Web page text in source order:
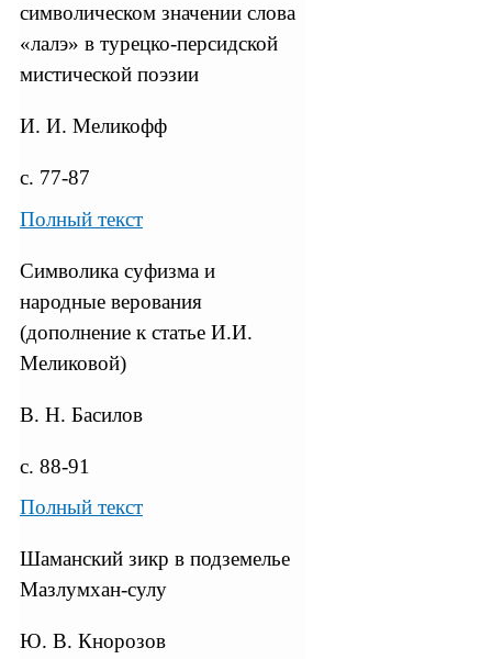
символическом значении слова
«лалэ» в турецко-персидской
мистической поэзии
И. И. Меликофф
с. 77-87
Полный текст
Символика суфизма и
народные верования
(дополнение к статье И.И.
Меликовой)
В. Н. Басилов
с. 88-91
Полный текст
Шаманский зикр в подземелье
Мазлумхан-сулу
Ю. В. Кнорозов